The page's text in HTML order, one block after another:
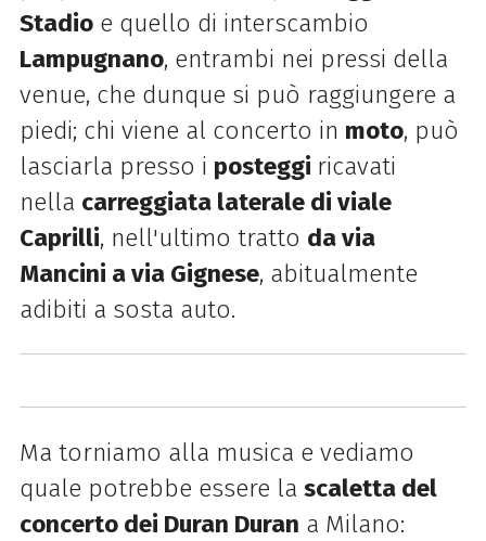
Stadioe quello di interscambio
Lampugnano, entrambi nei pressi della
venue, che dunque si può raggiungere a
piedi; chi viene al concerto in moto, può
lasciarla presso i posteggi ricavati
nella carreggiata laterale di viale
Caprilli, nell'ultimo tratto davia
Mancini a via Gignese, abitualmente
adibiti a sosta auto.
Ma torniamo alla musica e vediamo
quale potrebbe essere la scaletta del
concerto dei Duran Duran a Milano: